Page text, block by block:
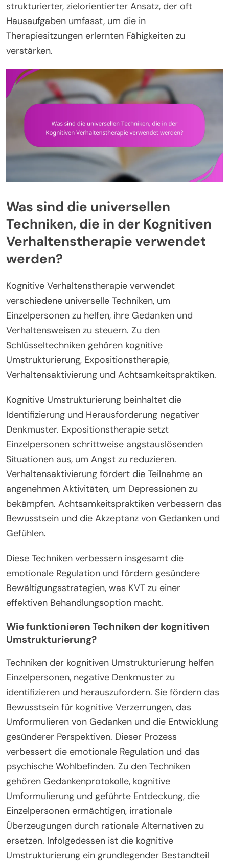
strukturierter, zielorientierter Ansatz, der oft
Hausaufgaben umfasst, um die in
Therapiesitzungen erlernten Fähigkeiten zu
verstärken.
Was sind die universellen
Techniken, die in der Kognitiven
Verhaltenstherapie verwendet
werden?
Kognitive Verhaltenstherapie verwendet
verschiedene universelle Techniken, um
Einzelpersonen zu helfen, ihre Gedanken und
Verhaltensweisen zu steuern. Zu den
Schlüsseltechniken gehören kognitive
Umstrukturierung, Expositionstherapie,
Verhaltensaktivierung und Achtsamkeitspraktiken.
Kognitive Umstrukturierung beinhaltet die
Identifizierung und Herausforderung negativer
Denkmuster. Expositionstherapie setzt
Einzelpersonen schrittweise angstauslösenden
Situationen aus, um Angst zu reduzieren.
Verhaltensaktivierung fördert die Teilnahme an
angenehmen Aktivitäten, um Depressionen zu
bekämpfen. Achtsamkeitspraktiken verbessern das
Bewusstsein und die Akzeptanz von Gedanken und
Gefühlen.
Diese Techniken verbessern insgesamt die
emotionale Regulation und fördern gesündere
Bewältigungsstrategien, was KVT zu einer
effektiven Behandlungsoption macht.
Wie funktionieren Techniken der kognitiven
Umstrukturierung?
Techniken der kognitiven Umstrukturierung helfen
Einzelpersonen, negative Denkmuster zu
identifizieren und herauszufordern. Sie fördern das
Bewusstsein für kognitive Verzerrungen, das
Umformulieren von Gedanken und die Entwicklung
gesünderer Perspektiven. Dieser Prozess
verbessert die emotionale Regulation und das
psychische Wohlbefinden. Zu den Techniken
gehören Gedankenprotokolle, kognitive
Umformulierung und geführte Entdeckung, die
Einzelpersonen ermächtigen, irrationale
Überzeugungen durch rationale Alternativen zu
ersetzen. Infolgedessen ist die kognitive
Umstrukturierung ein grundlegender Bestandteil